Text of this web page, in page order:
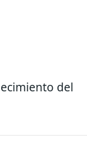
del